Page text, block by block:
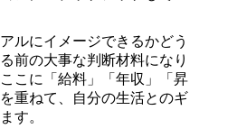
ルにイメージできるかどう
前の大事な判断材料になり
こに「給料」「年収」「昇
重ねて、自分の生活とのギ
す。